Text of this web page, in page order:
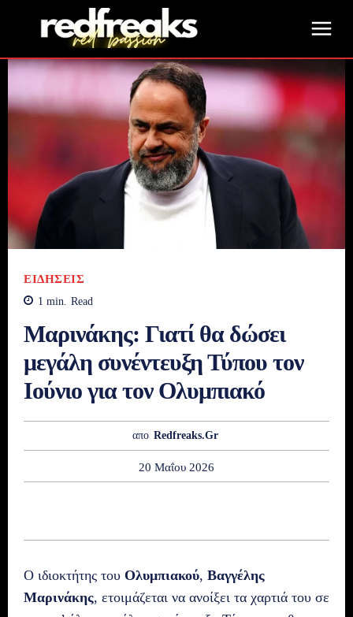
ΕΙΔΉΣΕΙΣ
1 min. Read
Μαρινάκης: Γιατί θα δώσει
μεγάλη συνέντευξη Τύπου τον
Ιούνιο για τον Ολυμπιακό
απο Redfreaks.gr
20 Μαΐου 2026
Ο ιδιοκτήτης του Ολυμπιακού, Βαγγέλης
Μαρινάκης, ετοιμάζεται να ανοίξει τα χαρτιά του σε